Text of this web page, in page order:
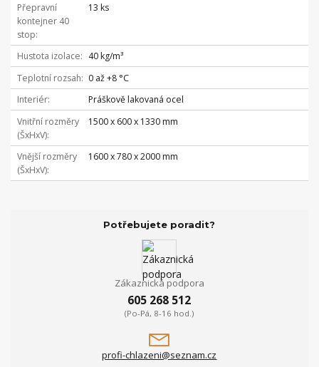
Přepravní
kontejner 40
stop
13 ks
Hustota izolace
40 kg/m³
Teplotní rozsah
0 až +8 °C
Interiér
Práškově lakovaná ocel
Vnitřní rozměry
(ŠxHxV)
1500 x 600 x 1330 mm
Vnější rozměry
(ŠxHxV)
1600 x 780 x 2000 mm
Potřebujete poradit?
Zákaznická podpora
605 268 512
(Po-Pá, 8-16 hod.)
profi-chlazeni@seznam.cz